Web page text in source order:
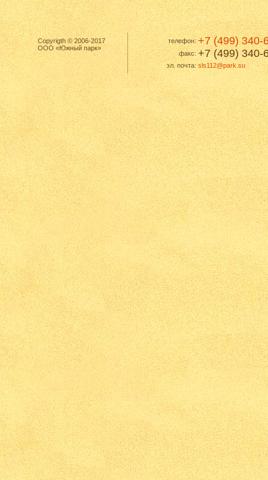
Copyrigth © 2006-2017
ООО «Южный парк»
телефон:+7 (499) 340-
факс: +7 (499) 340-
эл. почта: sls112@park.su